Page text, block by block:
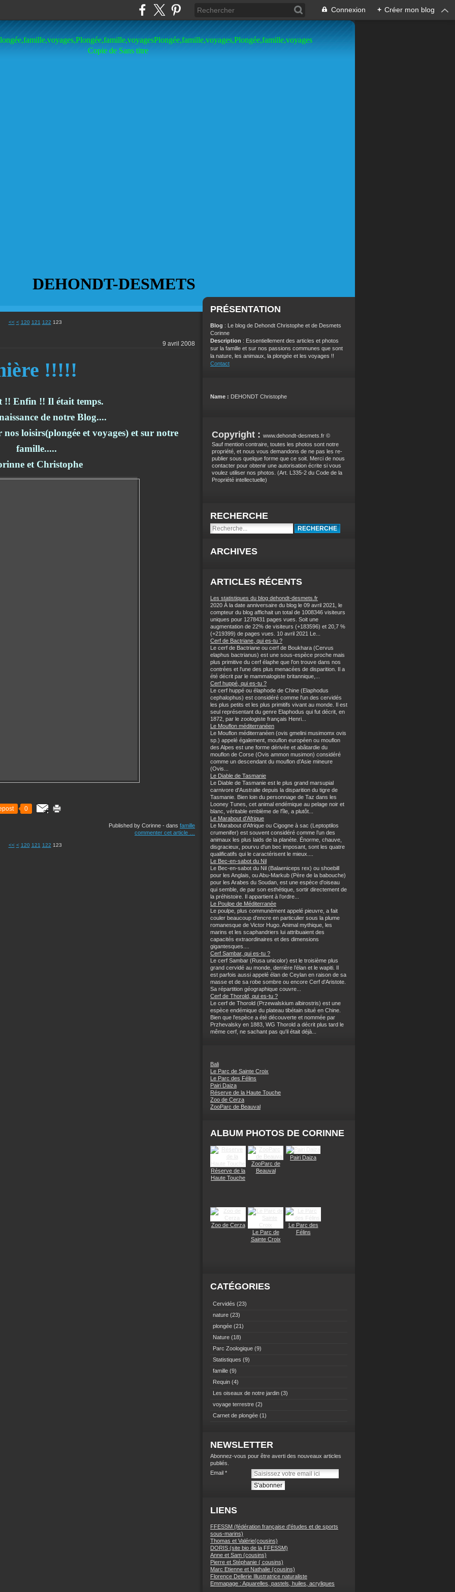
Connexion + Créer mon blog
DEHONDT-DESMETS
<< < 100
110
120 121 122 123
9 avril 2008
!!!!!
!! Enfin !! Il était temps.
de notre Blog....
loisirs(plongée et voyages) et sur notre
famille.....
et Christophe
0
Published by Corinne - dans famille
commenter cet article
<< < 100
110
120 121 122 123
PRÉSENTATION
Blog : Le blog de Dehondt Christophe et de Desmets
Corinne
Description : Essentiellement des articles et photos
sur la famille et sur nos passions communes que sont
la nature, les animaux, la plongée et les voyages !!
Contact
Name : DEHONDT Christophe
Copyright : www.dehondt-desmets.fr ©
Sauf mention contraire, toutes les photos sont notre
propriété, et nous vous demandons de ne pas les re-
publier sous quelque forme que ce soit. Merci de nous
contacter pour obtenir une autorisation écrite si vous
voulez utiliser nos photos . (Art. L335-2 du Code de la
Propriété intellectuelle)
RECHERCHE
ARCHIVES
ARTICLES RÉCENTS
Les statistiques du blog dehondt-desmets.fr
2020 À la date anniversaire du blog le 09 avril 2021, le
compteur du blog affichait un total de 1008346 visiteurs
uniques pour 1278431 pages vues. Soit une
augmentation de 22% de visiteurs (+183596) et 20,7 %
(+219399) de pages vues. 10 avril 2021 Le...
Cerf de Bactriane, qui es-tu ?
Le cerf de Bactriane ou cerf de Boukhara (Cervus
elaphus bactrianus) est une sous-espèce proche mais
plus primitive du cerf élaphe que l'on trouve dans nos
contrées et l'une des plus menacées de disparition. Il a
été décrit par le mammalogiste britannique,...
Cerf huppé, qui es-tu ?
Le cerf huppé ou élaphode de Chine (Elaphodus
cephalophus) est considéré comme l'un des cervidés
les plus petits et les plus primitifs vivant au monde. Il est
seul représentant du genre Elaphodus qui fut décrit, en
1872, par le zoologiste français Henri...
Le Mouflon méditerranéen
Le Mouflon méditerranéen (ovis gmelini musimomx ovis
sp.) appelé également, mouflon européen ou mouflon
des Alpes est une forme dérivée et abâtardie du
mouflon de Corse (Ovis ammon musimon) considéré
comme un descendant du mouflon d’Asie mineure
(Ovis...
Le Diable de Tasmanie
Le Diable de Tasmanie est le plus grand marsupial
carnivore d'Australie depuis la disparition du tigre de
Tasmanie. Bien loin du personnage de Taz dans les
Looney Tunes, cet animal endémique au pelage noir et
blanc, véritable emblème de l'île, a plutôt...
Le Marabout d'Afrique
Le Marabout d’Afrique ou Cigogne à sac (Leptoptilos
crumenifer) est souvent considéré comme l’un des
animaux les plus laids de la planète. Énorme, chauve,
disgracieux, pourvu d'un bec imposant, sont les quatre
qualificatifs qui le caractérisent le mieux....
Le Bec-en-sabot du Nil
Le Bec-en-sabot du Nil (Balaeniceps rex) ou shoebill
pour les Anglais, ou Abu-Markub (Père de la babouche)
pour les Arabes du Soudan, est une espèce d'oiseau
qui semble, de par son esthétique, sortir directement de
la préhistoire. Il appartient à l’ordre...
Le Poulpe de Méditerranée
Le poulpe, plus communément appelé pieuvre, a fait
couler beaucoup d'encre en particulier sous la plume
romanesque de Victor Hugo. Animal mythique, les
marins et les scaphandriers lui attribuaient des
capacités extraordinaires et des dimensions
gigantesques....
Cerf Sambar, qui es-tu ?
Le cerf Sambar (Rusa unicolor) est le troisième plus
grand cervidé au monde, derrière l’élan et le wapiti. Il
est parfois aussi appelé élan de Ceylan en raison de sa
masse et de sa robe sombre ou encore Cerf d'Aristote.
Sa répartition géographique couvre...
Cerf de Thorold, qui es-tu ?
Le cerf de Thorold (Przewalskium albirostris) est une
espèce endémique du plateau tibétain situé en Chine.
Bien que l'espèce a été découverte et nommée par
Przhevalsky en 1883, WG Thorold a décrit plus tard le
même cerf, ne sachant pas qu'il était déjà...
Bali
Le Parc de Sainte Croix
Le Parc des Félins
Pairi Daiza
Réserve de la Haute Touche
Zoo de Cerza
ZooParc de Beauval
ALBUM PHOTOS DE CORINNE
Réserve de la
Haute Touche
ZooParc de
Beauval
Pairi Daiza
Zoo de Cerza
Le Parc de
Sainte Croix
Le Parc des
Félins
CATÉGORIES
Cervidés (23)
nature (23)
plongée (21)
Nature (18)
Parc Zoologique (9)
Statistiques (9)
famille (9)
Requin (4)
Les oiseaux de notre jardin (3)
voyage terrestre (2)
Carnet de plongée (1)
NEWSLETTER
Abonnez-vous pour être averti des nouveaux articles
publiés.
Email
LIENS
FFESSM (fédération française d'études et de sports
sous-marins)
Thomas et Valérie(cousins)
DORIS (site bio de la FFESSM)
Anne et Sam (cousins)
Pierre et Stéphanie ( cousins)
Marc Etienne et Nathalie (cousins)
Florence Dellerie Illustratrice naturaliste
Emmapage : Aquarelles, pastels, huiles, acryliques